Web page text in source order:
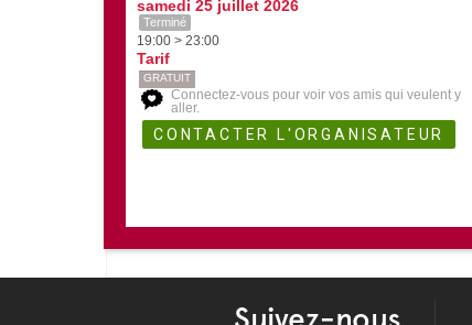
samedi 25 juillet 2026
Terminé
19:00 > 23:00
Tarif
GRATUIT
Connectez-vous pour voir vos amis qui veulent y
aller.